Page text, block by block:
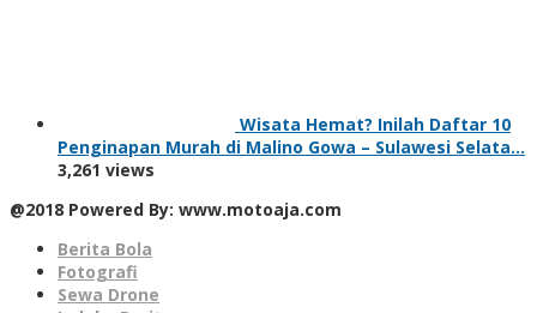
Wisata Hemat? Inilah Daftar 10
Penginapan Murah di Malino Gowa – Sulawesi Selata…
3,261 views
@2018 Powered By: www.motoaja.com
Berita Bola
Fotografi
Sewa Drone